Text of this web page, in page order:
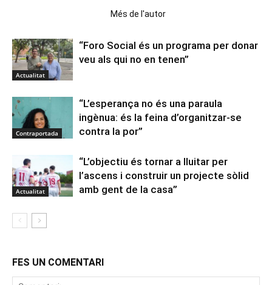
Més de l'autor
Actualitat
“Foro Social és un programa per donar
veu als qui no en tenen”
Contraportada
“L’esperança no és una paraula
ingènua: és la feina d’organitzar-se
contra la por”
Actualitat
“L’objectiu és tornar a lluitar per
l’ascens i construir un projecte sòlid
amb gent de la casa”
FES UN COMENTARI